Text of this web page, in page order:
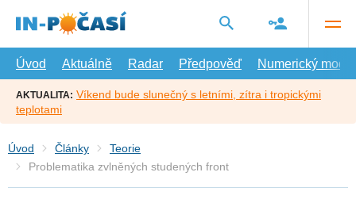
hlavní
Úvod
Aktuálně Radar Předpověď Numerický model
AKTUALITA: Víkend bude slunečný s letními, zítra i tropickými
teplotami
Úvod Články
Teorie
Problematika zvlněných studených front